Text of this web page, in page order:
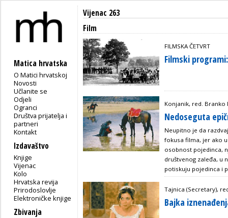
Matica hrvatska
O Matici hrvatskoj
Novosti
Učlanite se
Odjeli
Ogranci
Društva prijatelja i
partneri
Kontakt
Izdavaštvo
Knjige
Vijenac
Kolo
Hrvatska revija
Prirodoslovlje
Elektroničke knjige
Zbivanja
Vijenac 263
Film
FILMSKA ČETVRT
Filmski
Konjanik, red. Branko
Nedoseguta
Neupitno je da
fokusa filma, jer ako
osobnost pojedinca,
društvenog zaleđa, u
potiskuju pojedinca i
Tajnica (Secretary),
Bajka